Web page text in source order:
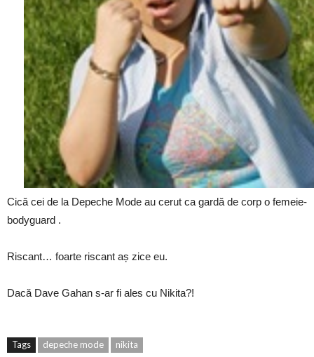
Cică cei de la Depeche Mode au cerut ca gardă de corp o femeie-
bodyguard .
Riscant… foarte riscant aș zice eu.
Dacă Dave Gahan s-ar fi ales cu Nikita?!
Tags depeche mode nikita